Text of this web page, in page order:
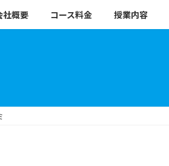
社概要 コース料金 授業内容